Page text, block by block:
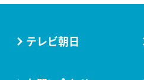
テレビ朝日